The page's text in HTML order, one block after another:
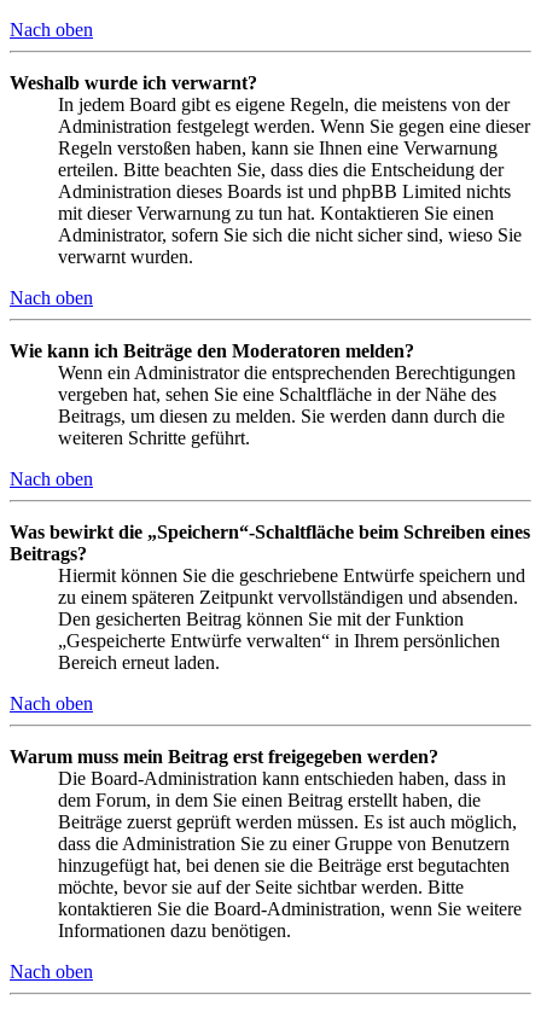
Nach oben
Weshalb wurde ich verwarnt?
In jedem Board gibt es eigene Regeln, die meistens von der
Administration festgelegt werden. Wenn Sie gegen eine dieser
Regeln verstoßen haben, kann sie Ihnen eine Verwarnung
erteilen. Bitte beachten Sie, dass dies die Entscheidung der
Administration dieses Boards ist und phpBB Limited nichts
mit dieser Verwarnung zu tun hat. Kontaktieren Sie einen
Administrator, sofern Sie sich die nicht sicher sind, wieso Sie
verwarnt wurden.
Nach oben
Wie kann ich Beiträge den Moderatoren melden?
Wenn ein Administrator die entsprechenden Berechtigungen
vergeben hat, sehen Sie eine Schaltfläche in der Nähe des
Beitrags, um diesen zu melden. Sie werden dann durch die
weiteren Schritte geführt.
Nach oben
Was bewirkt die „Speichern“-Schaltfläche beim Schreiben eines
Beitrags?
Hiermit können Sie die geschriebene Entwürfe speichern und
zu einem späteren Zeitpunkt vervollständigen und absenden.
Den gesicherten Beitrag können Sie mit der Funktion
„Gespeicherte Entwürfe verwalten“ in Ihrem persönlichen
Bereich erneut laden.
Nach oben
Warum muss mein Beitrag erst freigegeben werden?
Die Board-Administration kann entschieden haben, dass in
dem Forum, in dem Sie einen Beitrag erstellt haben, die
Beiträge zuerst geprüft werden müssen. Es ist auch möglich,
dass die Administration Sie zu einer Gruppe von Benutzern
hinzugefügt hat, bei denen sie die Beiträge erst begutachten
möchte, bevor sie auf der Seite sichtbar werden. Bitte
kontaktieren Sie die Board-Administration, wenn Sie weitere
Informationen dazu benötigen.
Nach oben